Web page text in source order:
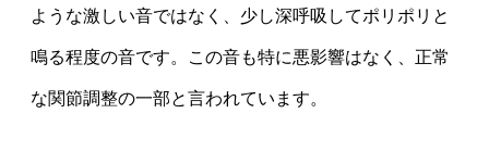
ような激しい音ではなく、少し深呼吸してポリポリと
鳴る程度の音です。この音も特に悪影響はなく、正常
な関節調整の一部と言われています。